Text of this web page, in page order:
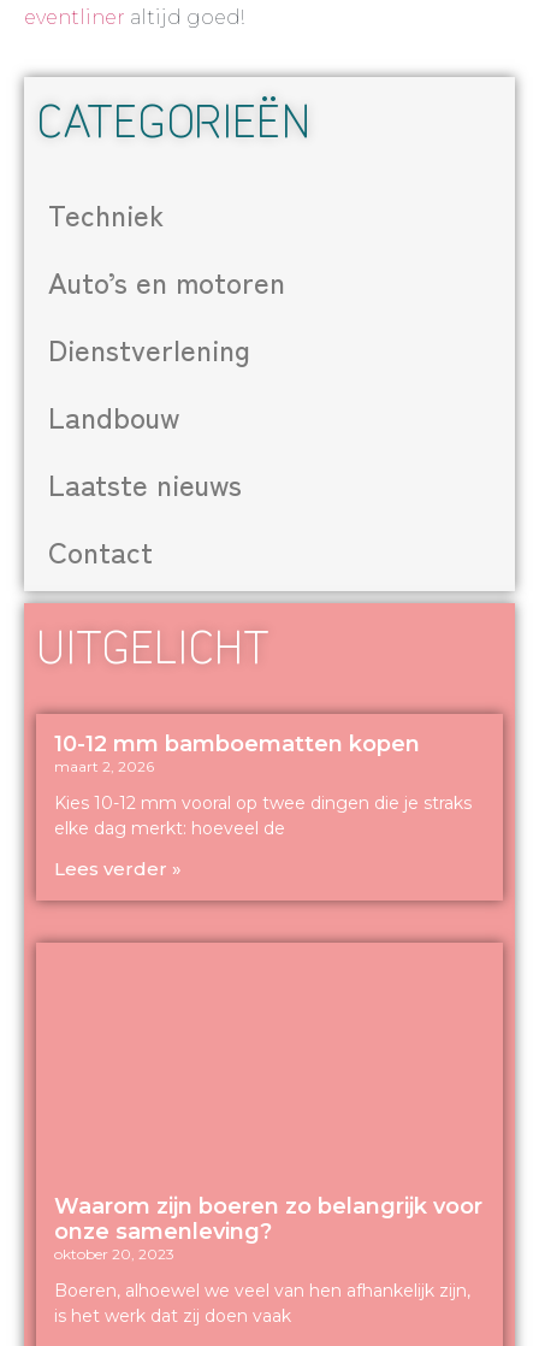
eventliner altijd goed!
CATEGORIEËN
Techniek
Auto’s en motoren
Dienstverlening
Landbouw
Laatste nieuws
Contact
UITGELICHT
10-12 mm bamboematten kopen
maart 2, 2026
Kies 10-12 mm vooral op twee dingen die je straks
elke dag merkt: hoeveel de
Lees verder »
Waarom zijn boeren zo belangrijk voor
onze samenleving?
oktober 20, 2023
Boeren, alhoewel we veel van hen afhankelijk zijn,
is het werk dat zij doen vaak